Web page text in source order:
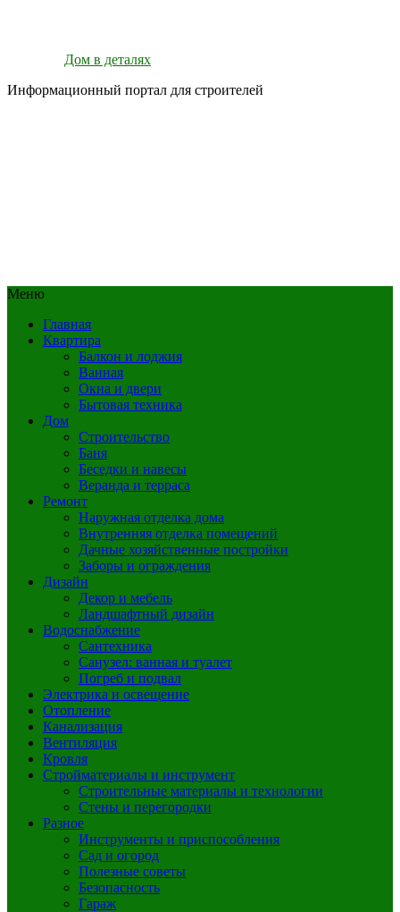
Дом в деталях
Информационный портал для строителей
Меню
Главная
Квартира
Балкон и лоджия
Ванная
Окна и двери
Бытовая техника
Дом
Строительство
Баня
Беседки и навесы
Веранда и терраса
Ремонт
Наружная отделка дома
Внутренняя отделка помещений
Дачные хозяйственные постройки
Заборы и ограждения
Дизайн
Декор и мебель
Ландшафтный дизайн
Водоснабжение
Сантехника
Санузел: ванная и туалет
Погреб и подвал
Электрика и освещение
Отопление
Канализация
Вентиляция
Кровля
Стройматериалы и инструмент
Строительные материалы и технологии
Стены и перегородки
Разное
Инструменты и приспособления
Сад и огород
Полезные советы
Безопасность
Гараж